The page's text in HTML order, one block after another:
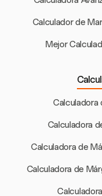
Calculador de
Mejor
Calculadora
Calculadora
Calculadora de
Calculadora de